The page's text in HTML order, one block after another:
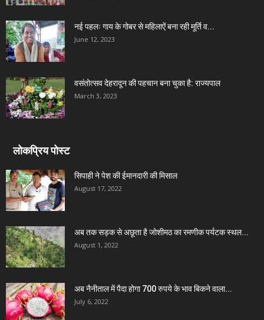
नई पहलः गाय के गोबर से महिलाऐं बना रही मूर्ति व...
June 12, 2023
वसंतोत्सव देहरादून की पहचान बना चुका है: राज्यपाल
March 3, 2023
लोकप्रिय पोस्ट
सिपाही ने पेश की ईमानदारी की मिसाल
August 17, 2022
अब तक सड़क से अछूता है जोशीमठ का रमणीक पर्यटक स्थल...
August 1, 2022
अब नैनीताल में पैदा होगा 700 रुपये के भाव बिकने वाला...
July 6, 2022